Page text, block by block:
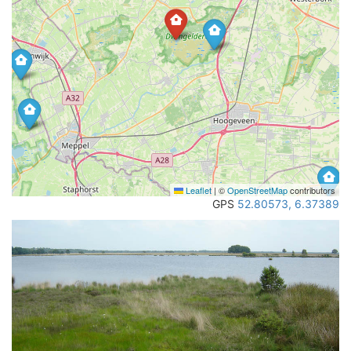
Leaflet | ©OpenStreetMapcontributors
GPS 52.80573, 6.37389